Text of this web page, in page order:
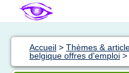
Accueil > Thèmes &
belgique offres d'emploi >